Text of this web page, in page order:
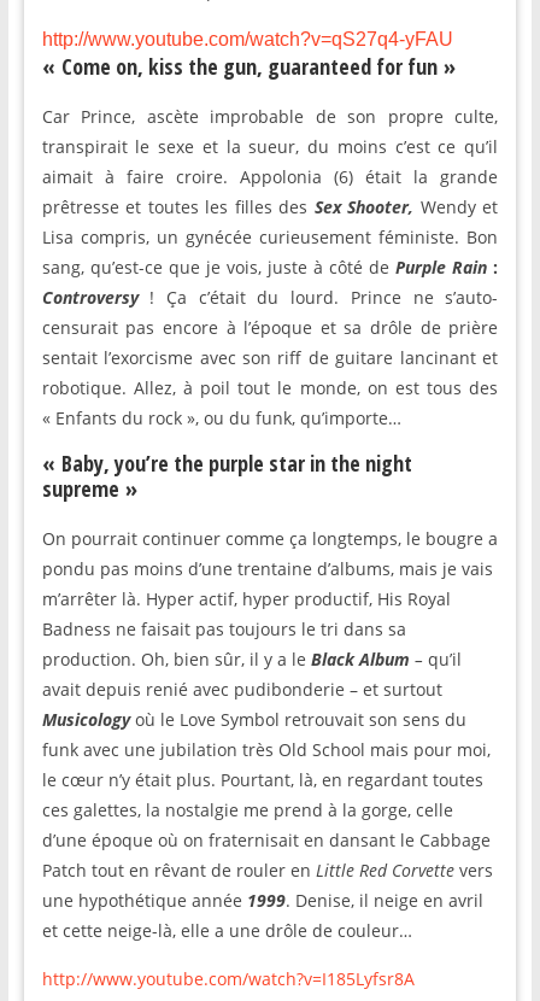
http://www.youtube.com/watch?v=qS27q4-yFAU
« Come on, kiss the gun, guaranteed for fun »
Car Prince, ascète improbable de son propre culte,
transpirait le sexe et la sueur, du moins c’est ce qu’il
aimait à faire croire. Appolonia (6) était la grande
prêtresse et toutes les filles des Sex Shooter, Wendy et
Lisa compris, un gynécée curieusement féministe. Bon
sang, qu’est-ce que je vois, juste à côté dePurple Rain :
Controversy ! Ça c’était du lourd. Prince ne s’auto-
censurait pas encore à l’époque et sa drôle de prière
sentait l’exorcisme avec son riff de guitare lancinant et
robotique. Allez, à poil tout le monde, on est tous des
« Enfants du rock », ou du funk, qu’importe…
« Baby, you’re the purple star in the night
supreme »
On pourrait continuer comme ça longtemps, le bougre a
pondu pas moins d’une trentaine d’albums, mais je vais
m’arrêter là. Hyper actif, hyper productif, His Royal
Badness ne faisait pas toujours le tri dans sa
production. Oh, bien sûr, il y a le Black Album – qu’il
avait depuis renié avec pudibonderie – et surtout
Musicology où le Love Symbol retrouvait son sens du
funk avec une jubilation très Old School mais pour moi,
le cœur n’y était plus. Pourtant, là, en regardant toutes
ces galettes, la nostalgie me prend à la gorge, celle
d’une époque où on fraternisait en dansant le Cabbage
Patch tout en rêvant de rouler en Little Red Corvette vers
une hypothétique année 1999. Denise, il neige en avril
et cette neige-là, elle a une drôle de couleur…
http://www.youtube.com/watch?v=I185Lyfsr8A